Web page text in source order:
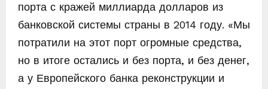
порта с кражей миллиарда долларов из
банковской системы страны в 2014 году. «Мы
потратили на этот порт огромные средства,
но в итоге остались и без порта, и без денег,
а у Европейского банка реконструкции и